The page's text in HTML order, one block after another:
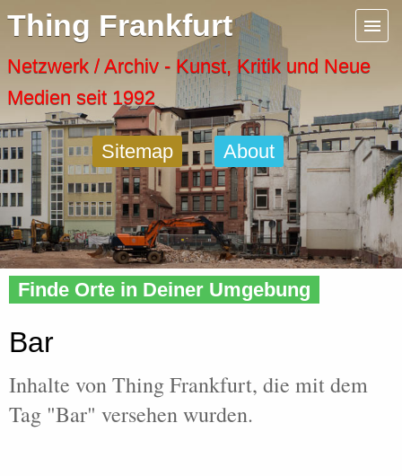
Thing Frankfurt
Netzwerk / Archiv - Kunst, Kritik und Neue
Medien seit 1992
Sitemap About
Home»Tags» Bar
Finde Orte in Deiner Umgebung
Bar
Inhalte von Thing Frankfurt, die mit dem
Tag "Bar" versehen wurden.
Menu
Artspaces
Cool Places
Frankfurt Diary
Activity
Recent Posts